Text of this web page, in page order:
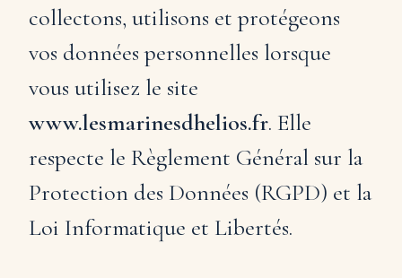
collectons, utilisons et protégeons
vos données personnelles lorsque
vous utilisez le site
www.lesmarinesdhelios.fr. Elle
respecte le Règlement Général sur la
Protection des Données (RGPD) et la
Loi Informatique et Libertés.